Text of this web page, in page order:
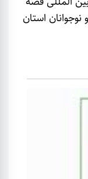
استان